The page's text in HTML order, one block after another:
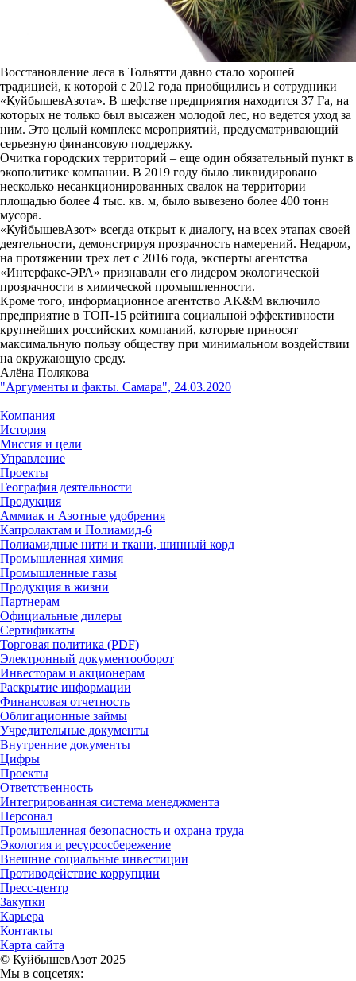
Восстановление леса в Тольятти давно стало хорошей
традицией, к которой с 2012 года приобщились и сотрудники
«КуйбышевАзота». В шефстве предприятия находится 37 Га, на
которых не только был высажен молодой лес, но ведется уход за
ним. Это целый комплекс мероприятий, предусматривающий
серьезную финансовую поддержку.
Очитка городских территорий – еще один обязательный пункт в
экополитике компании. В 2019 году было ликвидировано
несколько несанкционированных свалок на территории
площадью более 4 тыс. кв. м, было вывезено более 400 тонн
мусора.
«КуйбышевАзот» всегда открыт к диалогу, на всех этапах своей
деятельности, демонстрируя прозрачность намерений. Недаром,
на протяжении трех лет с 2016 года, эксперты агентства
«Интерфакс-ЭРА» признавали его лидером экологической
прозрачности в химической промышленности.
Кроме того, информационное агентство AK&M включило
предприятие в ТОП-15 рейтинга социальной эффективности
крупнейших российских компаний, которые приносят
максимальную пользу обществу при минимальном воздействии
на окружающую среду.
Алёна Полякова
"Аргументы и факты. Самара", 24.03.2020
Компания
История
Миссия и цели
Управление
Проекты
География деятельности
Продукция
Аммиак и Азотные удобрения
Капролактам и Полиамид-6
Полиамидные нити и ткани, шинный корд
Промышленная химия
Промышленные газы
Продукция в жизни
Партнерам
Официальные дилеры
Сертификаты
Торговая политика (PDF)
Электронный документооборот
Инвесторам и акционерам
Раскрытие информации
Финансовая отчетность
Облигационные займы
Учредительные документы
Внутренние документы
Цифры
Проекты
Ответственность
Интегрированная система менеджмента
Персонал
Промышленная безопасность и охрана труда
Экология и ресурсосбережение
Внешние социальные инвестиции
Противодействие коррупции
Пресс-центр
Закупки
Карьера
Контакты
Карта сайта
© КуйбышевАзот 2025
Мы в соцсетях: